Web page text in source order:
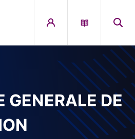
GENERALE DE